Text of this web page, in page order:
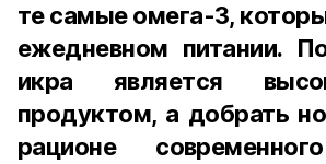
те самые омега-3,
ежедневном питании.
икра является
продуктом, а добрать
рационе